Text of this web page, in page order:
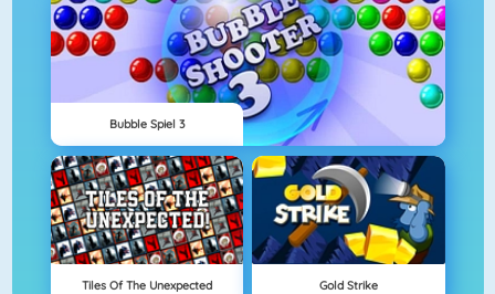
Bubble Spiel 3
Tiles Of The Unexpected Gold Strike